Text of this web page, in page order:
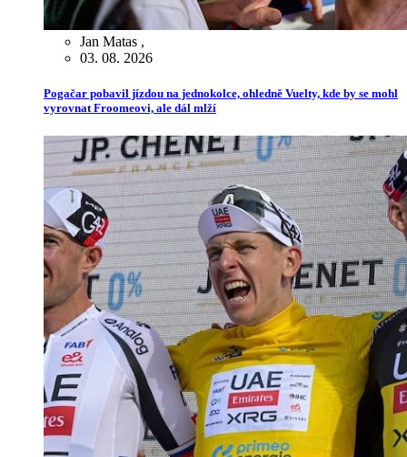
Jan Matas ,
03. 08. 2026
Pogačar pobavil jízdou na jednokolce, ohledně Vuelty, kde by se mohl
vyrovnat Froomeovi, ale dál mlží